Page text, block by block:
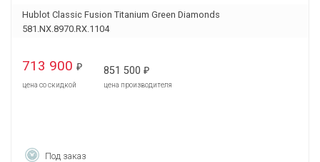
Hublot Classic Fusion Titanium Green Diamonds
581.NX.8970.RX.1104
713 900 ₽
цена со скидкой
851 500 ₽
цена производителя
Под заказ